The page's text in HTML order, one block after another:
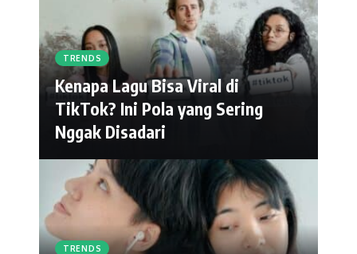
TRENDS
Kenapa Lagu Bisa Viral di
TikTok? Ini Pola yang Sering
Nggak Disadari
TRENDS